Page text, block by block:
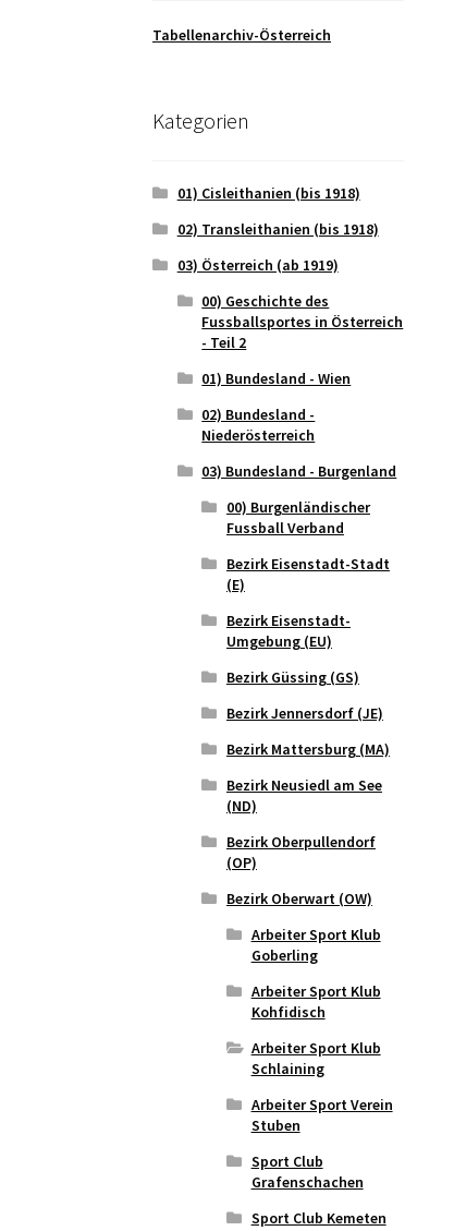
Tabellenarchiv-Österreich
Kategorien
01) Cisleithanien (bis 1918)
02) Transleithanien (bis 1918)
03) Österreich (ab 1919)
00) Geschichte des
Fussballsportes in Österreich
- Teil 2
01) Bundesland - Wien
02) Bundesland -
Niederösterreich
03) Bundesland - Burgenland
00) Burgenländischer
Fussball Verband
Bezirk Eisenstadt-Stadt
(E)
Bezirk Eisenstadt-
Umgebung (EU)
Bezirk Güssing (GS)
Bezirk Jennersdorf (JE)
Bezirk Mattersburg (MA)
Bezirk Neusiedl am See
(ND)
Bezirk Oberpullendorf
(OP)
Bezirk Oberwart (OW)
Arbeiter Sport Klub
Goberling
Arbeiter Sport Klub
Kohfidisch
Arbeiter Sport Klub
Schlaining
Arbeiter Sport Verein
Stuben
Sport Club
Grafenschachen
Sport Club Kemeten